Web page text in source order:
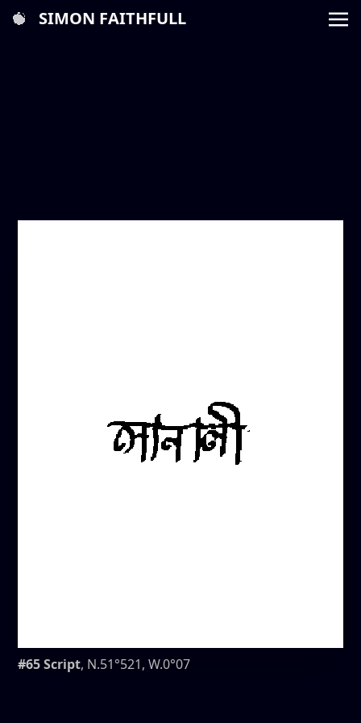
SIMON FAITHFULL
#65 Script, N.51°521, W.0°07